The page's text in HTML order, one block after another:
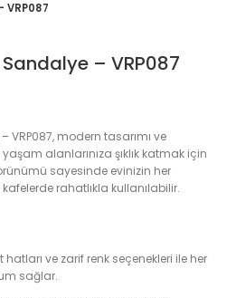
VRP087
– VRP087
VRP087, modern tasarımı ve
alanlarınıza şıklık katmak için
sayesinde evinizin her
rahatlıkla kullanılabilir.
hatları ve zarif renk seçenekleri ile her
sağlar.